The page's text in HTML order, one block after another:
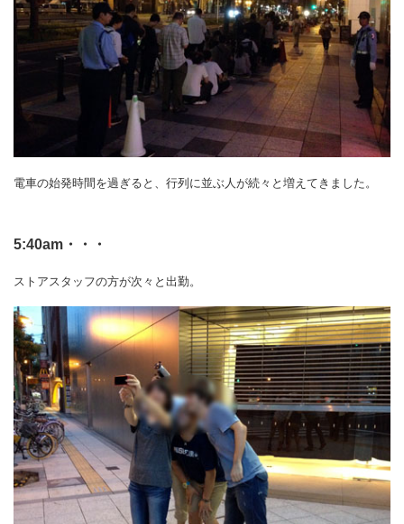
電車の始発時間を過ぎると、行列に並ぶ人が続々と増えてきました。
5:40am・・・
ストアスタッフの方が次々と出勤。